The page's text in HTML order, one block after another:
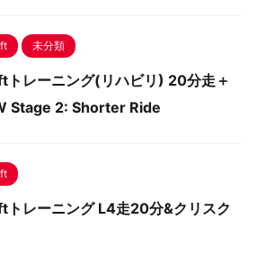
未分類
レーニング(リハビリ) 20分走＋
Stage 2: Shorter Ride
レーニング L4走20分&クリスク